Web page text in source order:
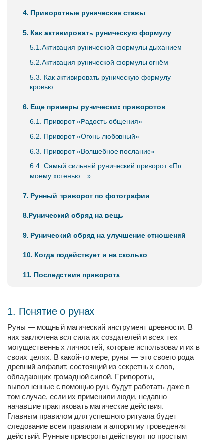
4. Приворотные рунические ставы
5. Как активировать руническую формулу
5.1.Активация рунической формулы дыханием
5.2.Активация рунической формулы огнём
5.3. Как активировать руническую формулу
кровью
6. Еще примеры рунических приворотов
6.1. Приворот «Радость общения»
6.2. Приворот «Огонь любовный»
6.3. Приворот «Волшебное послание»
6.4. Самый сильный рунический приворот «По
моему хотенью…»
7. Рунный приворот по фотографии
8.Рунический обряд на вещь
9. Рунический обряд на улучшение отношений
10. Когда подействует и на сколько
11. Последствия приворота
1. Понятие о рунах
Руны — мощный магический инструмент древности. В
них заключена вся сила их создателей и всех тех
могущественных личностей, которые использовали их в
своих целях. В какой-то мере, руны — это своего рода
древний алфавит, состоящий из секретных слов,
обладающих громадной силой. Привороты,
выполненные с помощью рун, будут работать даже в
том случае, если их применили люди, недавно
начавшие практиковать магические действия.
Главным правилом для успешного ритуала будет
следование всем правилам и алгоритму проведения
действий. Рунные привороты действуют по простым